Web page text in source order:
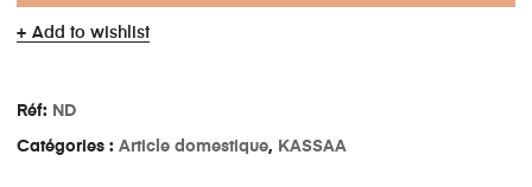
Add to wishlist
Réf: ND
Catégories : Article domestique, KASSAA